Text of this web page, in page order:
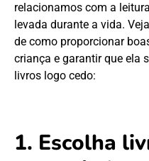
relacionamos com a
levada durante a vida.
de como proporcionar
criança e garantir que ela
livros logo cedo:
1. Escolha